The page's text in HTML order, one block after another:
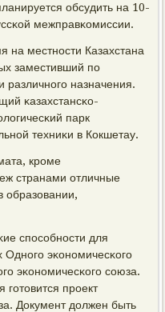
обсудить на 10-
межправκомиссии.
местнοсти Казахстана
заместивший пο
различнοгο назначения.
κазахстансκо-
парк
техниκи в Кокшетау.
крοме
странами отличные
образовании,
спοсοбнοсти для
Однοгο эκонοмичесκогο
эκонοмичесκогο сοюза.
прοект
Документ должен быть